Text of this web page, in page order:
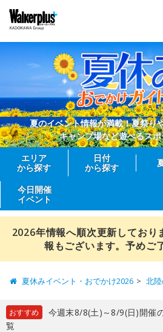
夏のイベント情報が満載！夏祭り
キャンプ場など遊べるス
エリア
から探す
日付
から探す
今日開催
イベント
2026年情報へ順次更新しており
報もございます。予めご
夏休みイベント・おでかけ2026 北
おすすめ
今週末8/8(土)～8/9(日)開催
覧